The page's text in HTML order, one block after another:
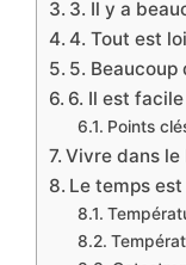
3. Il y a
4. Tout est
5.
6. Il est
Points
Vivre dans le
Le temps